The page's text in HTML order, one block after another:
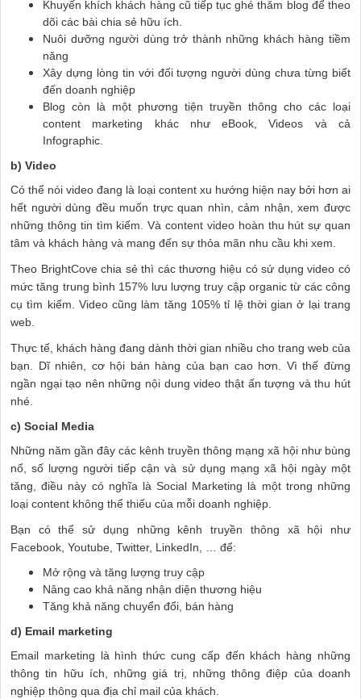
Khuyến khích khách hàng cũ tiếp tục ghé thăm blog để theo
dõi các bài chia sẻ hữu ích.
Nuôi dưỡng người dùng trở thành những khách hàng tiềm
năng
Xây dựng lòng tin với đối tượng người dùng chưa từng biết
đến doanh nghiệp
Blog còn là một phương tiện truyền thông cho các loại
content marketing khác như eBook, Videos và cả
Infographic.
b) Video
Có thể nói video đang là loại content xu hướng hiện nay bởi hơn ai
hết người dùng đều muốn trực quan nhìn, cảm nhận, xem được
những thông tin tìm kiếm. Và content video hoàn thu hút sự quan
tâm và khách hàng và mang đến sự thỏa mãn nhu cầu khi xem.
Theo BrightCove chia sẻ thì các thương hiệu có sử dụng video có
mức tăng trung bình 157% lưu lượng truy cập organic từ các công
cụ tìm kiếm. Video cũng làm tăng 105% tỉ lệ thời gian ở lại trang
web.
Thực tế, khách hàng đang dành thời gian nhiều cho trang web của
bạn. Dĩ nhiên, cơ hội bán hàng của bạn cao hơn. Vì thế đừng
ngần ngại tạo nên những nội dung video thật ấn tượng và thu hút
nhé.
c) Social Media
Những năm gần đây các kênh truyền thông mạng xã hội như bùng
nổ, số lượng người tiếp cận và sử dụng mạng xã hội ngày một
tăng, điều này có nghĩa là Social Marketing là một trong những
loại content không thể thiếu của mỗi doanh nghiệp.
Bạn có thể sử dụng những kênh truyền thông xã hội như
Facebook, Youtube, Twitter, LinkedIn, … để:
Mở rộng và tăng lượng truy cập
Nâng cao khả năng nhận diện thương hiệu
Tăng khả năng chuyển đổi, bán hàng
d) Email marketing
Email marketing là hình thức cung cấp đến khách hàng những
thông tin hữu ích, những giá trị, những thông điệp của doanh
nghiệp thông qua địa chỉ mail của khách.